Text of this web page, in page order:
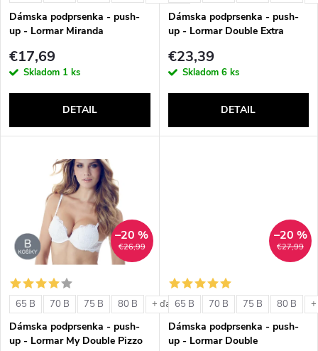
p
r
d
t
o
v
p
r
o
d
t
o
v
Dámska podprsenka - push-
up - Lormar Miranda
€17,69
Skladom 1 ks
DETAIL
Dámska podprsenka - push-
up - Lormar Double Extra
€23,39
Skladom 6 ks
DETAIL
€26,99
–20 %
65 B 70 B 75 B 80 B + ďalšie
Dámska podprsenka - push-
up - Lormar My Double Pizzo
€27,99
–20 %
65 B 70 B 75 B 80 B
Dámska podprsenka - push-
up - Lormar Double